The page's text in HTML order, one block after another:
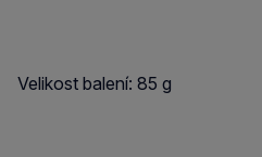
Velikost balení: 85 g